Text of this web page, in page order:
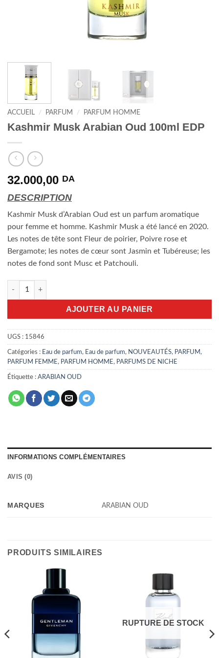
ACCUEIL / PARFUM / PARFUM HOMME
Kashmir Musk Arabian Oud 100ml EDP
32.000,00 DA
DESCRIPTION
Kashmir Musk d’Arabian Oud est un parfum aromatique
pour femme et homme. Kashmir Musk a été lancé en 2020.
Les notes de tête sont Fleur de poirier, Poivre rose et
Bergamote; les notes de cœur sont Jasmin et Tubéreuse; les
notes de fond sont Musc et Patchouli.
quantité de Kashmir Musk Arabian Oud 100ml EDP
AJOUTER AU PANIER
UGS : 15846
Catégories : Eau de parfum, Eau de parfum, NOUVEAUTÉS, PARFUM ,
PARFUM FEMME , PARFUM HOMME , PARFUMS DE NICHE
Étiquette : ARABIAN OUD
INFORMATIONS COMPLÉMENTAIRES
AVIS (0)
MARQUES ARABIAN OUD
PRODUITS SIMILAIRES
RUPTURE DE STOCK